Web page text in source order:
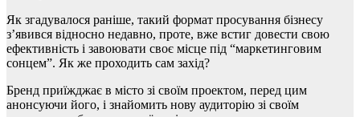
Як згадувалося раніше, такий формат просування бізнесу
з’явився відносно недавно, проте, вже встиг довести свою
ефективність і завоювати своє місце під “маркетинговим
сонцем”. Як же проходить сам захід?
Бренд приїжджає в місто зі своїм проектом, перед цим
анонсуючи його, і знайомить нову аудиторію зі своїм